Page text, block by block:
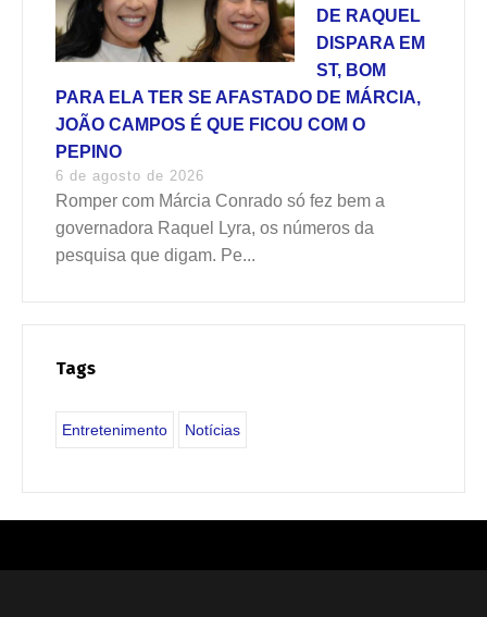
DE RAQUEL
DISPARA EM
ST, BOM
PARA ELA TER SE AFASTADO DE MÁRCIA,
JOÃO CAMPOS É QUE FICOU COM O
PEPINO
6 de agosto de 2026
Romper com Márcia Conrado só fez bem a
governadora Raquel Lyra, os números da
pesquisa que digam. Pe...
Tags
Entretenimento Notícias